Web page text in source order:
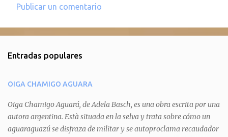
e
t
a
r
i
Publicar un comentario
Entradas populares
OIGA CHAMIGO AGUARA
Oiga Chamigo Aguará, de Adela Basch, es una obra escrita por una
autora argentina. Està situada en la selva y trata sobre cómo un
aguaraguazú se disfraza de militar y se autoproclama recaudador